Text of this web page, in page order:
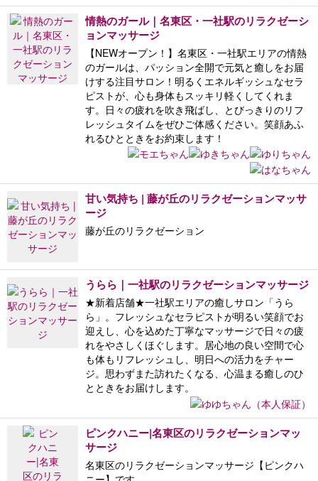
情熱のガール｜名東区・一社駅のリラクゼーシ
ョンマッサージ
【NEWオープン！】名東区・一社駅エリアの情熱
のガールは、パッション全開で元気と癒しをお届
けする注目サロン！明るくエネルギッシュなセラ
ピストが、心も身体もスッキリ軽くしてくれま
す。日々の疲れを吹き飛ばし、とびっきりのリフ
レッシュタイムをぜひご体感ください。笑顔あふ
れるひとときをお約束します！
甘い気持ち | 藤が丘のリラクゼーションマッサ
ージ
藤が丘のリラクゼーション
うらら｜一社駅のリラクゼーションマッサージ
★新着店舗★一社駅エリアの癒しサロン「うら
ら」。フレッシュなセラピストが明るい笑顔でお
迎えし、心を込めた丁寧なマッサージで日々の疲
れをやさしくほぐします。居心地の良い空間で心
も体もリフレッシュし、明日への活力をチャー
ジ。思わずまた訪れたくなる、心温まる癒しのひ
とときをお届けします。
ピンクハニー|名東区のリラクゼーションマッ
サージ
名東区のリラクゼーションマッサージ【ピンクハ